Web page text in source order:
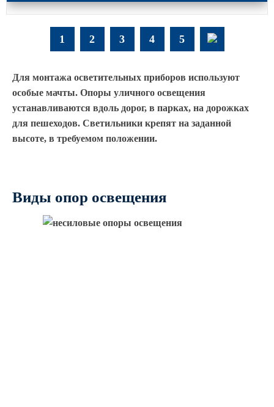
1 2 3 4 5
Для монтажа осветительных приборов используют
особые мачты. Опоры уличного освещения
устанавливаются вдоль дорог, в парках, на дорожках
для пешеходов. Светильники крепят на заданной
высоте, в требуемом положении.
Виды опор освещения